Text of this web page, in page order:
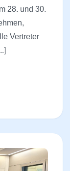
28. und 30.
Vertreter